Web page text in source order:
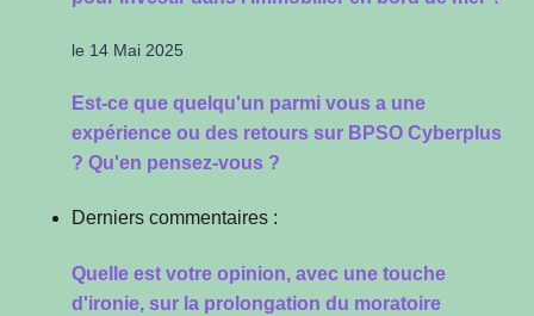
le 14 Mai 2025
Est-ce que quelqu'un parmi vous a une
expérience ou des retours sur BPSO Cyberplus
? Qu'en pensez-vous ?
Derniers commentaires :
Quelle est votre opinion, avec une touche
d'ironie, sur la prolongation du moratoire